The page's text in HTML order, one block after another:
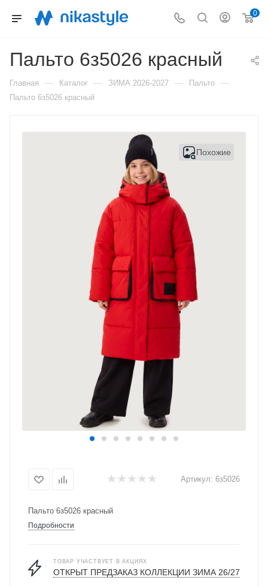
0
Пальто 6з5026 красный
Главная — Каталог — ЗИМА 2026-2027 — Пальто —
Пальто 6з5026 красный
Похожие
Артикул: 6з5026
Пальто 6з5026 красный
Подробности
ТОВАР УЧАСТВУЕТ В АКЦИЯХ
ОТКРЫТ ПРЕДЗАКАЗ КОЛЛЕКЦИИ ЗИМА 26/27